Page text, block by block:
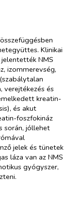
Klinikai
NMS
izommerevség,
verejtékezés és
kreatin-
és akut
foszfokináz
során, jóllehet
jelek és tünetek
láza van az NMS
gyógyszer,